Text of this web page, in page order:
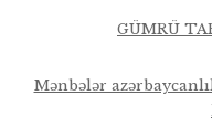
GÜMRÜ
Mənbələr